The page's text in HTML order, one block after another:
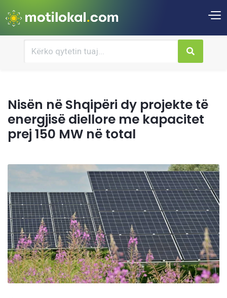
Nisën në Shqipëri dy projekte të
energjisë diellore me kapacitet
prej 150 MW në total